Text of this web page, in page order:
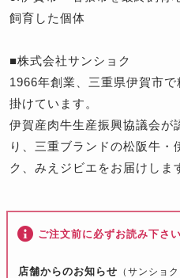
飼育した個体
■株式会社サンショク
1966年創業、三重県伊賀市
掛けています。
伊賀産肉牛生産振興協議会が
り、三重ブランドの松阪牛
ク、みえジビエをお届けしま
ご注文前に必ずお読み下さい
店舗からのお知らせ （サンショク